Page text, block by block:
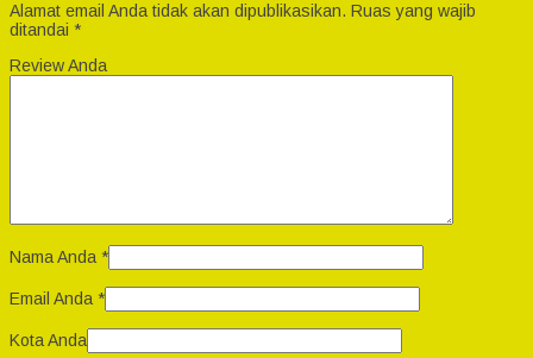
Alamat email Anda tidak akan dipublikasikan. Ruas yang wajib
ditandai *
Review Anda
Nama Anda *
Email Anda *
Kota Anda